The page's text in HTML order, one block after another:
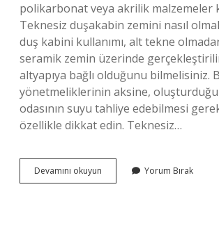
polikarbonat veya akrilik malzemeler
Teknesiz duşakabin zemini nasıl
duş kabini kullanımı, alt tekne
seramik zemin üzerinde
altyapıya bağlı olduğunu bilmelisiniz.
yönetmeliklerinin aksine,
odasının suyu tahliye edebilmesi
özellikle dikkat edin. Teknesiz…
Devamını okuyun Dusakabin
Yerine
Yorum Bırak